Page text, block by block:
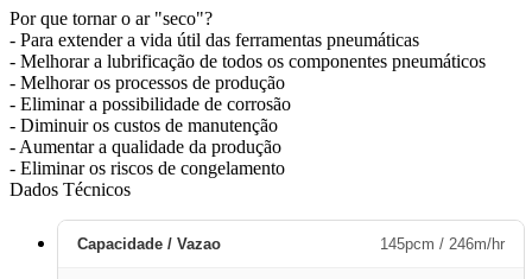
Por que tornar o ar "seco"?
- Para extender a vida útil das ferramentas pneumáticas
- Melhorar a lubrificação de todos os componentes pneumáticos
- Melhorar os processos de produção
- Eliminar a possibilidade de corrosão
- Diminuir os custos de manutenção
- Aumentar a qualidade da produção
- Eliminar os riscos de congelamento
Dados Técnicos
Capacidade / Vazao 145pcm / 246m/hr